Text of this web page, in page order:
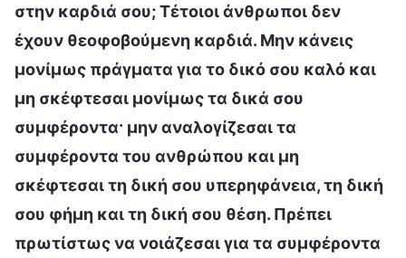
στην καρδιά σου; Τέτοιοι άνθρωποι δεν
έχουν θεοφοβούμενη καρδιά. Μην κάνεις
μονίμως πράγματα για το δικό σου καλό και
μη σκέφτεσαι μονίμως τα δικά σου
συμφέροντα· μην αναλογίζεσαι τα
συμφέροντα του ανθρώπου και μη
σκέφτεσαι τη δική σου υπερηφάνεια, τη δική
σου φήμη και τη δική σου θέση. Πρέπει
πρωτίστως να νοιάζεσαι για τα συμφέροντα